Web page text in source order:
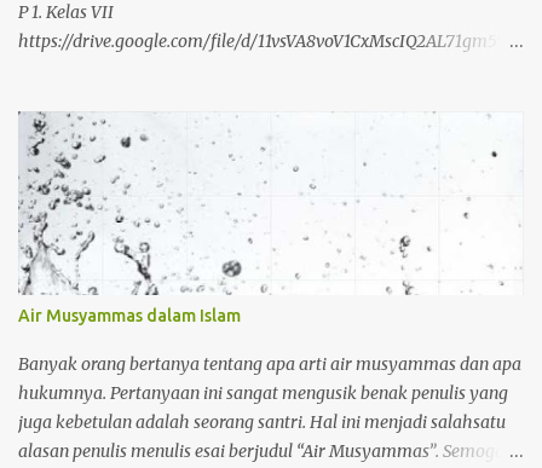
P 1. Kelas VII
https://drive.google.com/file/d/11vsVA8voV1CxMscIQ2AL71gm55ra
wlQ4I3/view?usp=drivesdk 3. Kelas IX
https://drive.google.com/file/d/12QBC7ym-
_zxZfbDMH0MRZk1cps8B4BJZ/view?usp=drivesdk Buku Aswaja
& Ke-NU-an Tingkat SLTA 1. Kelas X
https://drive.google.com/file/d/12Qzm1ZthsLht5I-
pimgboiGXLBwuUlMG/view?usp=drivesdk 2. Kelas XI
https://drive.google.com/file/d/12TgmO9XrIJ9fN7hlebLqydygScm
M2gAk/view?usp=drivesdk 3. Kelas XII
https://drive.google.com/file/d/12UFWibfVTp102fqpmJYLSUKVDS
Wouucq/view?usp=drivesdk https://t.me/nuchannels/26634
Air Musyammas dalam Islam
Banyak orang bertanya tentang apa arti air musyammas dan apa
hukumnya. Pertanyaan ini sangat mengusik benak penulis yang
juga kebetulan adalah seorang santri. Hal ini menjadi salahsatu
alasan penulis menulis esai berjudul “Air Musyammas”. Semoga